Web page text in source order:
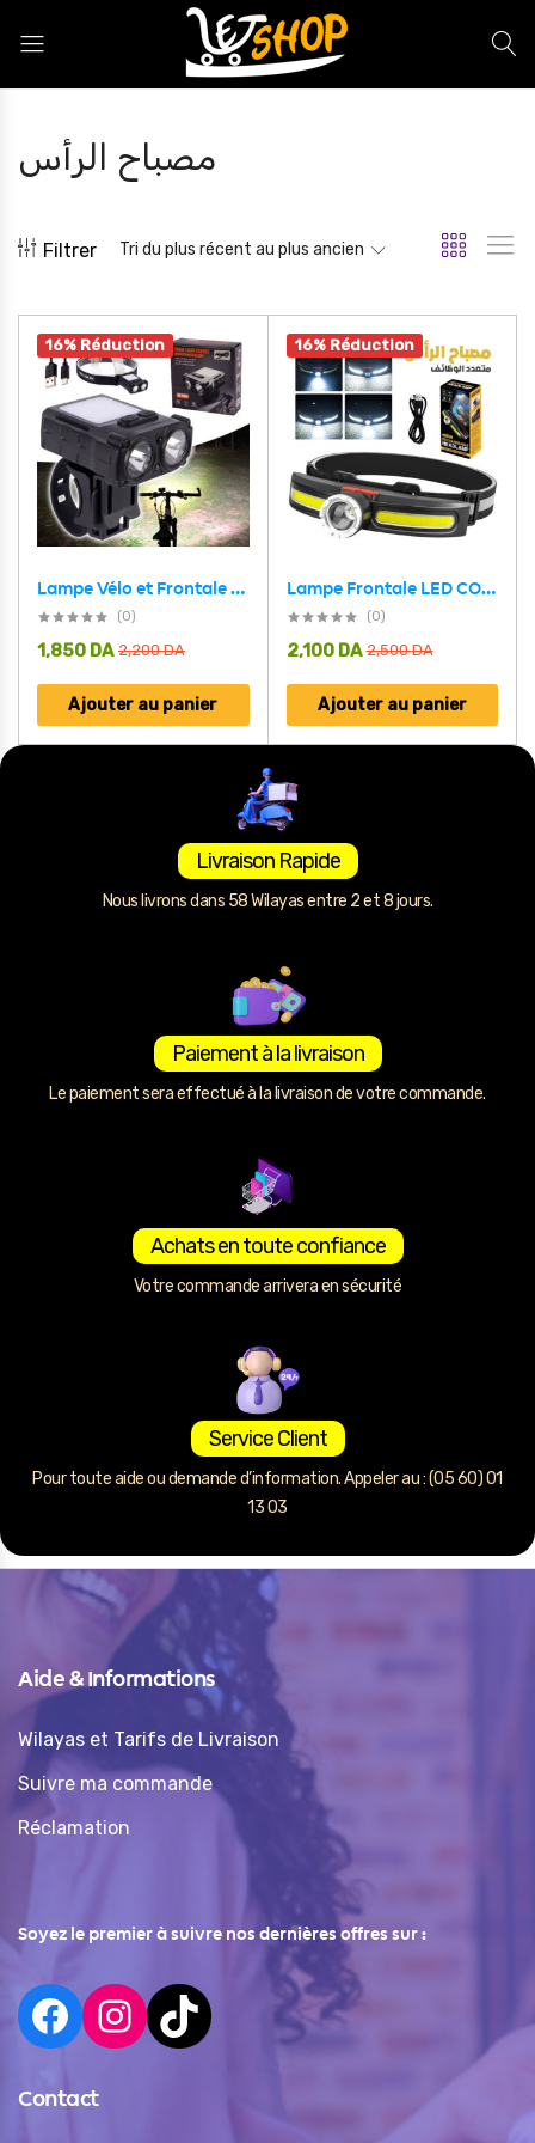
مصباح الرأس
Filtrer Tri du plus récent au plus ancien
16% Réduction
Lampe Vélo et Frontale 2en1 Rechargeable SH-T808 – مصباح الرأس و الدراجات قابل لإعادة الشحن
(0)
2,200DA
1,850 DA
Ajouter au panier
16% Réduction
Lampe Frontale LED COB Multifonctionnelle Rechargeable par USB – مصباح الرأس أمامي متعدد الوظائف
(0)
2,500DA
2,100 DA
Ajouter au panier
Livraison Rapide
Nous livrons dans 58 Wilayas entre 2 et 8 jours.
Paiement à la livraison
Le paiement sera effectué à la livraison de votre commande.
Achats en toute confiance
Votre commande arrivera en sécurité
Service Client
Pour toute aide ou demande d’information. Appeler au : (05 60) 01
13 03
Aide & Informations
Wilayas et Tarifs de Livraison
Suivre ma commande
Réclamation
Soyez le premier à suivre nos dernières offres sur :
Contact